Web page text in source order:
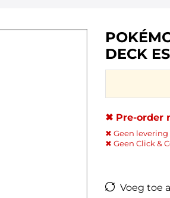
DECK
✖ Pre-order
✖ Geen
✖ Geen Click &
Voeg toe